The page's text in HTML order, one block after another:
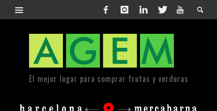
El mejor lugar para comprar frutas y verduras